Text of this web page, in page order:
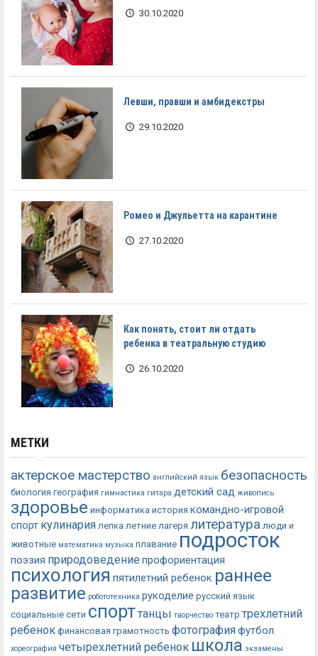
30.10.2020
Левши, правши и амбидекстры
29.10.2020
Ромео и Джульетта на карантине
27.10.2020
Как понять, стоит ли отдать
ребенка в театральную студию
26.10.2020
МЕТКИ
актерское мастерство английский язык безопасность
биология география гимнастика гитара детский сад живопись
здоровье информатика история командно-игровой
спорт кулинария лепка летние лагеря литература люди и
животные математика музыка плавание подросток
поэзия природоведениепрофориентация
психология пятилетний ребенок раннее
развитие робототехника рукоделие русский язык
социальные сети спорттанцы творчество театр трехлетний
ребенок финансовая грамотность фотографияфутбол
хореография четырехлетний ребенок школа экзамены